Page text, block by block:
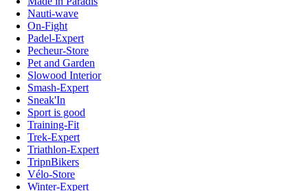
Nauti-wave
On-Fight
Padel-Expert
Pecheur-Store
Pet and Garden
Slowood Interior
Smash-Expert
Sneak'In
Sport is good
Training-Fit
Trek-Expert
Triathlon-Expert
TripnBikers
Vélo-Store
Winter-Expert